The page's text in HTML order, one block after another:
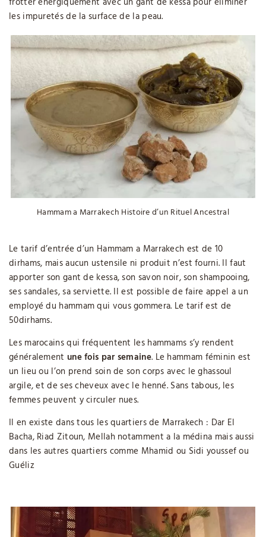
les impuretés de la surface de la peau.
Hammam a Marrakech Histoire d’un Rituel Ancestral
Le tarif d’entrée d’un Hammam a Marrakech est de 10
dirhams, mais aucun ustensile ni produit n’est fourni. Il faut
apporter son gant de kessa, son savon noir, son shampooing,
ses sandales, sa serviette. Il est possible de faire appel a un
employé du hammam qui vous gommera. Le tarif est de
50dirhams.
Les marocains qui fréquentent les hammams s’y rendent
généralement une fois par semaine. Le hammam féminin est
un lieu ou l’on prend soin de son corps avec le ghassoul
argile, et de ses cheveux avec le henné. Sans tabous, les
femmes peuvent y circuler nues.
Il en existe dans tous les quartiers de Marrakech : Dar El
Bacha, Riad Zitoun, Mellah notamment a la médina mais aussi
dans les autres quartiers comme Mhamid ou Sidi youssef ou
Guéliz